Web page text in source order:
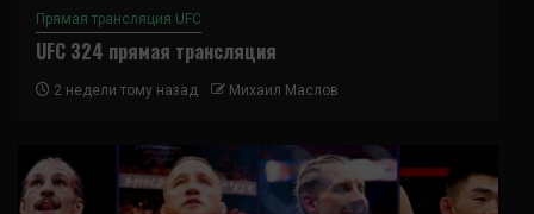
Прямая трансляция UFC
UFC 324 прямая трансляция
2 недели тому назад Михаил Маслов